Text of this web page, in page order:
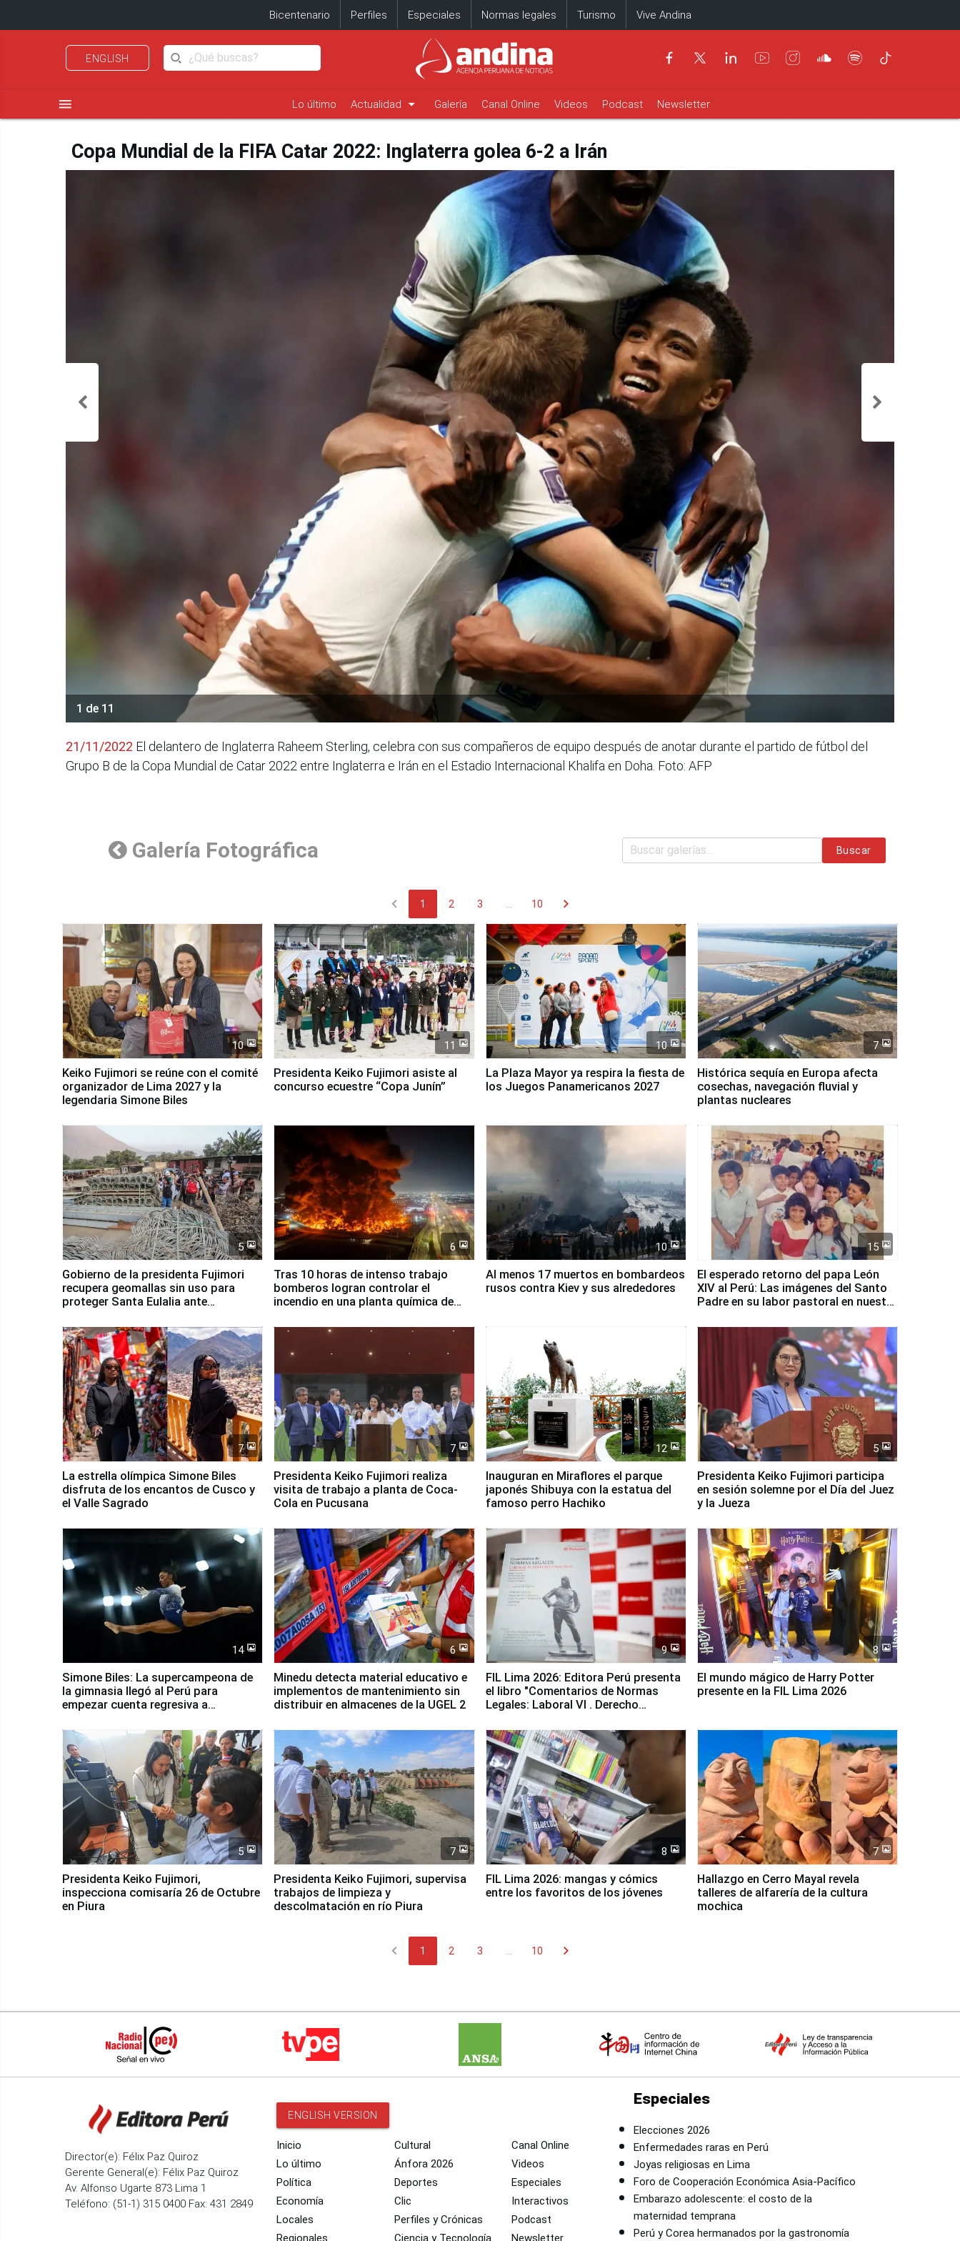
Bicentenario Perfiles Especiales Normas legales Turismo Vive Andina
ENGLISH
menu Lo último Actualidad arrow_drop_down Galería Canal Online Videos Podcast Newsletter
Copa Mundial de la FIFA Catar 2022: Inglaterra golea 6-2 a Irán
1 de 11
21/11/2022 El delantero de Inglaterra Raheem Sterling, celebra con sus compañeros de equipo después de anotar durante el partido de fútbol del
Grupo B de la Copa Mundial de Catar 2022 entre Inglaterra e Irán en el Estadio Internacional Khalifa en Doha. Foto: AFP
Galería Fotográfica Buscar
chevron_left 1 2 3 10 chevron_right
10
Keiko Fujimori se reúne con el comité
organizador de Lima 2027 y la
legendaria Simone Biles
11
Presidenta Keiko Fujimori asiste al
concurso ecuestre “Copa Junín”
10
La Plaza Mayor ya respira la fiesta de
los Juegos Panamericanos 2027
7
Histórica sequía en Europa afecta
cosechas, navegación fluvial y
plantas nucleares
5
Gobierno de la presidenta Fujimori
recupera geomallas sin uso para
proteger Santa Eulalia ante
6
Tras 10 horas de intenso trabajo
bomberos logran controlar el
incendio en una planta química de
10
Al menos 17 muertos en bombardeos
rusos contra Kiev y sus alrededores
15
El esperado retorno del papa León
XIV al Perú: Las imágenes del Santo
Padre en su labor pastoral en nuestro
7
La estrella olímpica Simone Biles
disfruta de los encantos de Cusco y
el Valle Sagrado
7
Presidenta Keiko Fujimori realiza
visita de trabajo a planta de Coca-
Cola en Pucusana
12
Inauguran en Miraflores el parque
japonés Shibuya con la estatua del
famoso perro Hachiko
5
Presidenta Keiko Fujimori participa
en sesión solemne por el Día del Juez
y la Jueza
14
Simone Biles: La supercampeona de
la gimnasia llegó al Perú para
empezar cuenta regresiva a
6
Minedu detecta material educativo e
implementos de mantenimiento sin
distribuir en almacenes de la UGEL 2
9
FIL Lima 2026: Editora Perú presenta
el libro "Comentarios de Normas
Legales: Laboral Vl . Derecho
8
El mundo mágico de Harry Potter
presente en la FIL Lima 2026
5
Presidenta Keiko Fujimori,
inspecciona comisaría 26 de Octubre
en Piura
7
Presidenta Keiko Fujimori, supervisa
trabajos de limpieza y
descolmatación en río Piura
8
FIL Lima 2026: mangas y cómics
entre los favoritos de los jóvenes
7
Hallazgo en Cerro Mayal revela
talleres de alfarería de la cultura
mochica
chevron_left 1 2 3 10 chevron_right
Director(e): Félix Paz Quiroz
Gerente General(e): Félix Paz Quiroz
Av. Alfonso Ugarte 873 Lima 1
Teléfono: (51-1) 315 0400 Fax: 431 2849
ENGLISH VERSION
Inicio
Lo último
Política
Economía
Locales
Regionales
Cultural
Ánfora 2026
Deportes
Clic
Perfiles y Crónicas
Ciencia y Tecnología
Canal Online
Videos
Especiales
Interactivos
Podcast
Newsletter
Especiales
Elecciones 2026
Enfermedades raras en Perú
Joyas religiosas en Lima
Foro de Cooperación Económica Asia-Pacífico
Embarazo adolescente: el costo de la
maternidad temprana
Perú y Corea hermanados por la gastronomía